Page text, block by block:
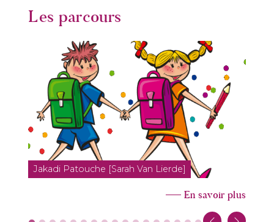
Les parcours
Jakadi Patouche [Sarah Van Lierde]
En savoir plus